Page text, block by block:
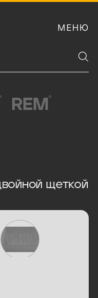
МЕНЮ
REM ®
щеткой